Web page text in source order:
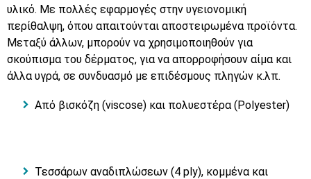
υλικό. Με πολλές εφαρμογές στην υγειονομική
περίθαλψη, όπου απαιτούνται αποστειρωμένα προϊόντα.
Μεταξύ άλλων, μπορούν να χρησιμοποιηθούν για
σκούπισμα του δέρματος, για να απορροφήσουν αίμα και
άλλα υγρά, σε συνδυασμό με επιδέσμους πληγών κ.λπ.
Από βισκόζη (viscose) και πολυεστέρα (Polyester)
Τεσσάρων αναδιπλώσεων (4 ply), κομμένα και